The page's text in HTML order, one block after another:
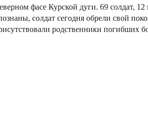
фасе Курской дуги. 69 солдат, 12
солдат сегодня обрели свой
родственники погибших